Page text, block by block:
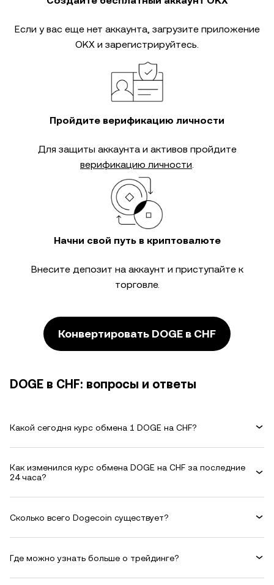
Если у вас еще нет аккаунта, загрузите приложение
OKX и зарегистрируйтесь.
Пройдите верификацию личности
Для защиты аккаунта и активов пройдите
верификацию личности.
Начни свой путь в криптовалюте
Внесите депозит на аккаунт и приступайте к
торговле.
Конвертировать DOGE в CHF
DOGE в CHF: вопросы и ответы
Какой сегодня курс обмена 1 DOGE на CHF?
Как изменился курс обмена DOGE на CHF за последние
24 часа?
Сколько всего Dogecoin существует?
Где можно узнать больше о трейдинге?